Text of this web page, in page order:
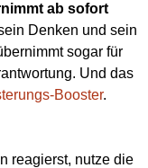
ab sofort
Denken und sein
sogar für
Und das
Booster.
reagierst, nutze die